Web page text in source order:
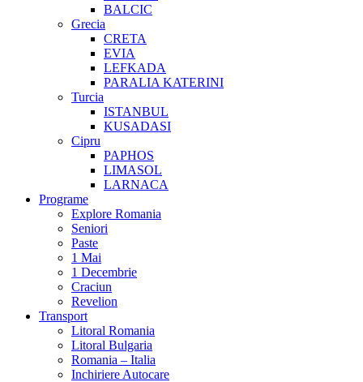
BALCIC
Grecia
CRETA
EVIA
LEFKADA
PARALIA KATERINI
Turcia
ISTANBUL
KUSADASI
Cipru
PAPHOS
LIMASOL
LARNACA
Programe
Explore Romania
Seniori
Paste
1 Mai
1 Decembrie
Craciun
Revelion
Transport
Litoral Romania
Litoral Bulgaria
Romania – Italia
Inchiriere Autocare